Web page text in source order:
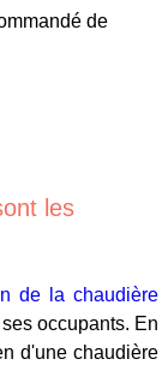
de
les
de la chaudière
occupants. En
d'une chaudière